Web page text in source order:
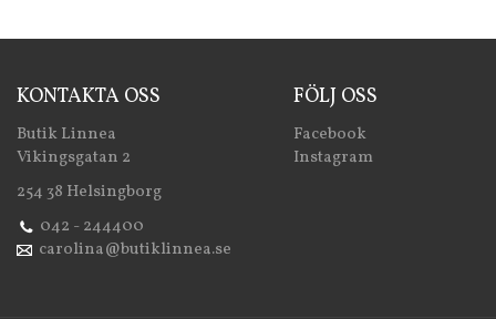
KONTAKTA OSS
Butik Linnea
Vikingsgatan 2
254 38 Helsingborg
042 - 244400
carolina@butiklinnea.se
FÖLJ OSS
Facebook
Instagram